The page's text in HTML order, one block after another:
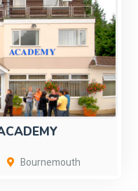
Bournemouth